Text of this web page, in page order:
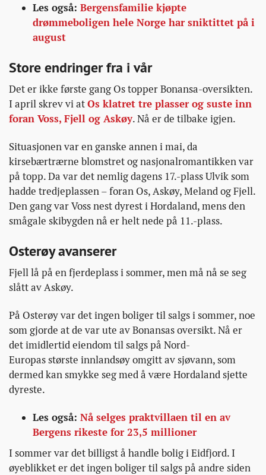
Les også: Bergensfamilie kjøpte
drømmeboligen hele Norge har sniktittet på i
august
Store endringer fra i vår
Det er ikke første gang Os topper Bonansa-oversikten.
I april skrev vi atOs klatret tre plasser og suste inn
foran Voss, Fjell og Askøy. Nå er de tilbake igjen.
Situasjonen var en ganske annen i mai, da
kirsebærtrærne blomstret og nasjonalromantikken var
på topp. Da var det nemlig dagens 17.-plass Ulvik som
hadde tredjeplassen – foran Os, Askøy, Meland og Fjell.
Den gang var Voss nest dyrest i Hordaland, mens den
smågale skibygden nå er helt nede på 11.-plass.
Osterøy avanserer
Fjell lå på en fjerdeplass i sommer, men må nå se seg
slått av Askøy.
På Osterøy var det ingen boliger til salgs i sommer, noe
som gjorde at de var ute av Bonansas oversikt. Nå er
det imidlertid eiendom til salgs på Nord-
Europas største innlandsøy omgitt av sjøvann, som
dermed kan smykke seg med å være Hordaland sjette
dyreste.
Les også: Nå selges praktvillaen til en av
Bergens rikeste for 23,5 millioner
I sommer var det billigst å handle bolig i Eidfjord. I
øyeblikket er det ingen boliger til salgs på andre siden